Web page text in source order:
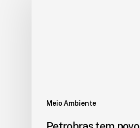
Meio Ambiente